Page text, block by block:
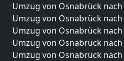
Umzug von Osnabrück
Umzug von Osnabrück nach
Umzug von Osnabrück
Umzug von Osnabrück
Umzug von Osnabrück